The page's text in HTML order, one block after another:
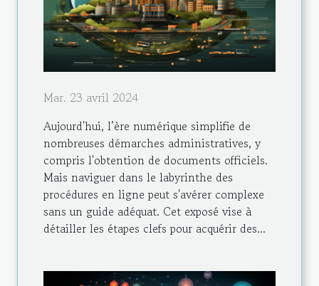
Mar. 23 avril 2024
Aujourd'hui, l’ère numérique simplifie de
nombreuses démarches administratives, y
compris l'obtention de documents officiels.
Mais naviguer dans le labyrinthe des
procédures en ligne peut s'avérer complexe
sans un guide adéquat. Cet exposé vise à
détailler les étapes clefs pour acquérir des...